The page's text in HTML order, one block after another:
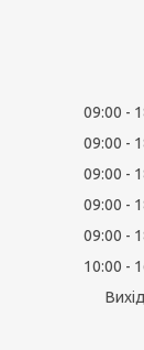
09:00
09:00
09:00
09:00
09:00
10:00